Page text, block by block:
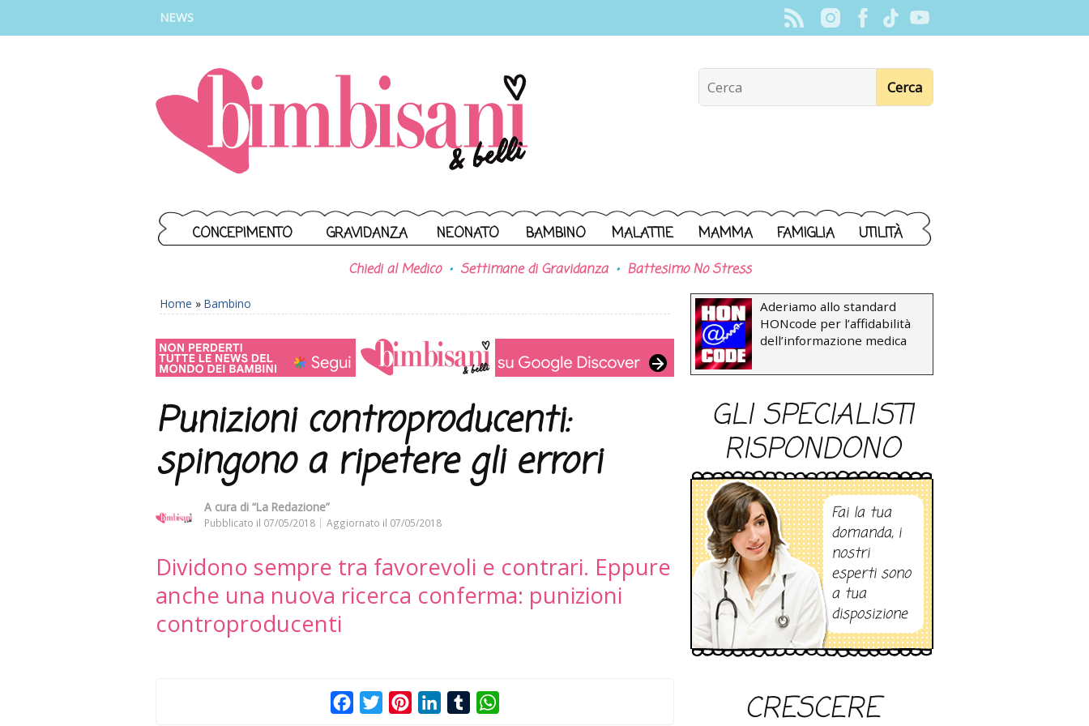
NEWS
CONCEPIMENTO GRAVIDANZA NEONATO BAMBINO MALATTIE MAMMA FAMIGLIA UTILITÀ
Chiedi al Medico Settimane di Gravidanza Battesimo No Stress
Home » Bambino
Punizioni controproducenti:
spingono a ripetere gli errori
A cura di “La Redazione”
Pubblicato il 07/05/2018 Aggiornato il 07/05/2018
Dividono sempre tra favorevoli e contrari. Eppure
anche una nuova ricerca conferma: punizioni
controproducenti
FacebookTwitterPinterestLinkedInTumblr
Aderiamo allo standard
HONcode per l’affidabilità
dell’informazione medica
GLI SPECIALISTI
RISPONDONO
Fai la tua
domanda, i
nostri
esperti sono
a tua
disposizione
CRESCERE